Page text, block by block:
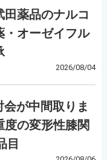
薬品のナルコ
・オーゼイフル
2026/08/04
が中間取りま
の変形性膝関
目